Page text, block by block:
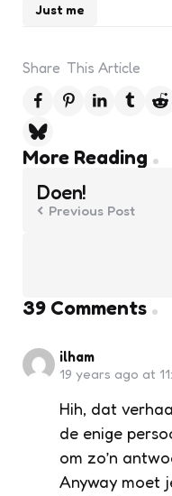
Just me
Share This Article
More Reading
Post
navigation
Doen!
Previous Post
39 Comments
ilham
19 years ago at
Hih, dat
de enige
om zo’n
Anyway moet